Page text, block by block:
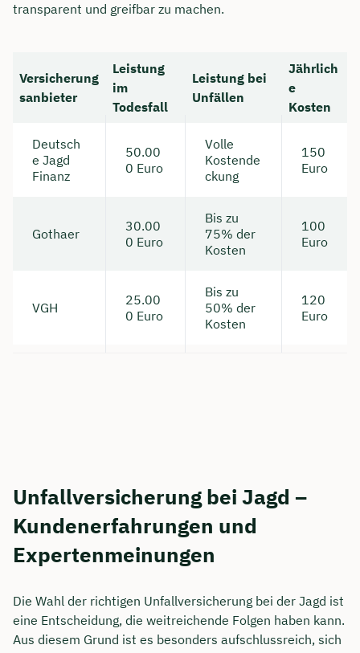
transparent und greifbar zu machen.
Versicherung
sanbieter
Leistung
im
Todesfall
Leistung bei
Unfällen
Jährlich
e
Kosten
Deutsch
e Jagd
Finanz
50.00
0 Euro
Volle
Kostende
ckung
150
Euro
Gothaer
30.00
0 Euro
Bis zu
75% der
Kosten
100
Euro
VGH
25.00
0 Euro
Bis zu
50% der
Kosten
120
Euro
Unfallversicherung bei Jagd –
Kundenerfahrungen und
Expertenmeinungen
Die Wahl der richtigen Unfallversicherung bei der Jagd ist
eine Entscheidung, die weitreichende Folgen haben kann.
Aus diesem Grund ist es besonders aufschlussreich, sich